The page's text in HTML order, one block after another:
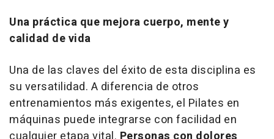
Una práctica que mejora cuerpo, mente y
calidad de vida
Una de las claves del éxito de esta disciplina es
su versatilidad. A diferencia de otros
entrenamientos más exigentes, el Pilates en
máquinas puede integrarse con facilidad en